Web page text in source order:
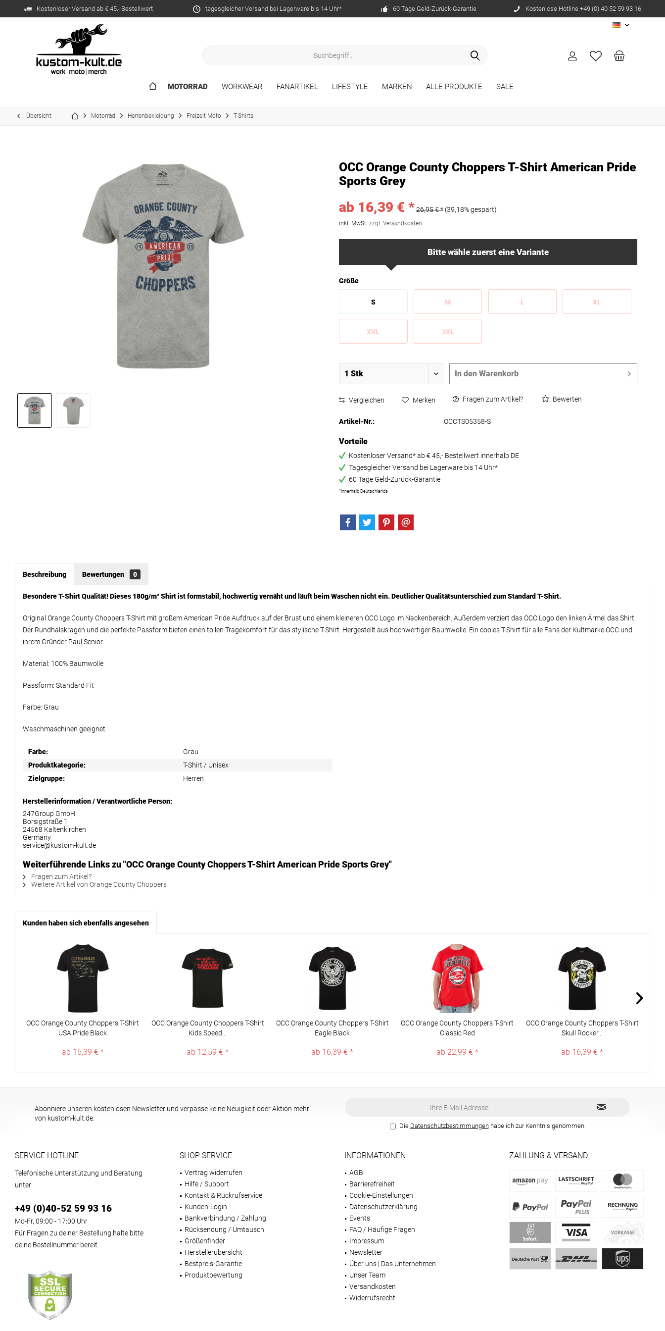
Kostenloser Versand ab € 45,- Bestellwert tagesgleicher Versand bei Lagerware bis 14 Uhr* 60 Tage Geld-Zurück-Garantie Kostenlose Hotline +49 (0) 40 52 59 93 16
DE
MOTORRAD WORKWEAR FANARTIKEL LIFESTYLE MARKEN ALLE PRODUKTE SALE
Übersicht Motorrad Herrenbekleidung Freizeit Moto T-Shirts
OCC Orange County Choppers T-Shirt American Pride
Sports Grey
ab 16,39 € *26,95 € * (39,18% gespart)
inkl. MwSt. zzgl. Versandkosten
Bitte wähle zuerst eine Variante
Größe
S M L XL
XXL 3XL
In den Warenkorb
Vergleichen Merken Fragen zum Artikel? Bewerten
Artikel-Nr.: OCCTS05358-S
Vorteile
Kostenloser Versand* ab € 45,- Bestellwert innerhalb DE
Tagesgleicher Versand bei Lagerware bis 14 Uhr*
60 Tage Geld-Zurück-Garantie
*Innerhalb Deutschlands
Beschreibung Bewertungen 0
Besondere T-Shirt Qualität! Dieses 180g/m² Shirt ist formstabil, hochwertig vernäht und läuft beim Waschen nicht ein. Deutlicher Qualitätsunterschied zum Standard T-Shirt.
Original Orange County Choppers T-Shirt mit großem American Pride Aufdruck auf der Brust und einem kleineren OCC Logo im Nackenbereich. Außerdem verziert das OCC Logo den linken Ärmel das Shirt.
Der Rundhalskragen und die perfekte Passform bieten einen tollen Tragekomfort für das stylische T-Shirt. Hergestellt aus hochwertiger Baumwolle. Ein cooles T-Shirt für alle Fans der Kultmarke OCC und
ihrem Gründer Paul Senior.
Material: 100% Baumwolle
Passform: Standard Fit
Farbe: Grau
Waschmaschinen geeignet
Farbe:
Grau
Produktkategorie:
T-Shirt / Unisex
Zielgruppe:
Herren
Herstellerinformation / Verantwortliche Person:
247Group GmbH
Borsigstraße 1
24568 Kaltenkirchen
Germany
service@kustom-kult.de
Weiterführende Links zu "OCC Orange County Choppers T-Shirt American Pride Sports Grey"
Fragen zum Artikel?
Weitere Artikel von Orange County Choppers
Kunden haben sich ebenfalls angesehen
OCC Orange County Choppers T-Shirt
USA Pride Black
ab 16,39 € *
OCC Orange County Choppers T-Shirt
Kids Speed...
ab 12,59 € *
OCC Orange County Choppers T-Shirt
Eagle Black
ab 16,39 € *
OCC Orange County Choppers T-Shirt
Classic Red
ab 22,99 € *
OCC Orange County Choppers T-Shirt
Skull Rocker...
ab 16,39 € *
Abonniere unseren kostenlosen Newsletter und verpasse keine Neuigkeit oder Aktion mehr
von kustom-kult.de.
Die Datenschutzbestimmungenhabe ich zur Kenntnis genommen.
SERVICE HOTLINE
Telefonische Unterstützung und Beratung
unter:
+49 (0)40-52 59 93 16
Mo-Fr, 09:00 - 17:00 Uhr
Für Fragen zu deiner Bestellung halte bitte
deine Bestellnummer bereit.
SHOP SERVICE
Vertrag widerrufen
Hilfe / Support
Kontakt & Rückrufservice
Kunden-Login
Bankverbindung / Zahlung
Rücksendung / Umtausch
Größenfinder
Herstellerübersicht
Bestpreis-Garantie
Produktbewertung
INFORMATIONEN
AGB
Barrierefreiheit
Cookie-Einstellungen
Datenschutzerklärung
Events
FAQ / Häufige Fragen
Impressum
Newsletter
Über uns | Das Unternehmen
Unser Team
Versandkosten
Widerrufsrecht
ZAHLUNG & VERSAND